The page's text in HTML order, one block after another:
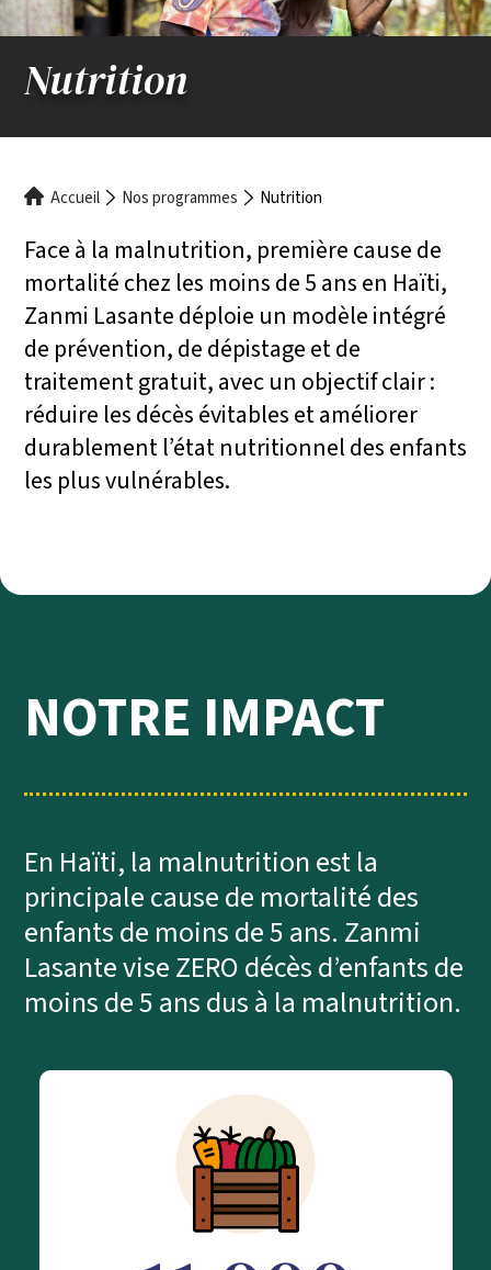
Nutrition
Fil
d'Ariane
Accueil Nos programmes Nutrition
Face à la malnutrition, première cause de
mortalité chez les moins de 5 ans en Haïti,
Zanmi Lasante déploie un modèle intégré
de prévention, de dépistage et de
traitement gratuit, avec un objectif clair :
réduire les décès évitables et améliorer
durablement l’état nutritionnel des enfants
les plus vulnérables.
NOTRE IMPACT
En Haïti, la malnutrition est la
principale cause de mortalité des
enfants de moins de 5 ans. Zanmi
Lasante vise ZERO décès d’enfants de
moins de 5 ans dus à la malnutrition.